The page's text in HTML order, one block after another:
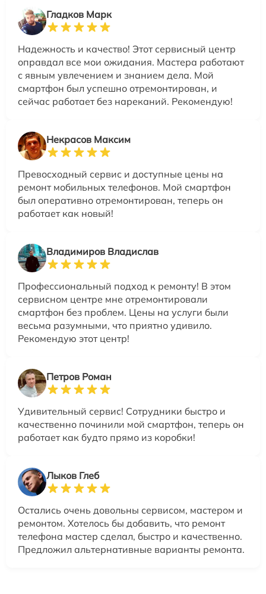
Гладков Марк
Надежность и качество! Этот сервисный центр
оправдал все мои ожидания. Мастера работают
с явным увлечением и знанием дела. Мой
смартфон был успешно отремонтирован, и
сейчас работает без нареканий. Рекомендую!
Некрасов Максим
Превосходный сервис и доступные цены на
ремонт мобильных телефонов. Мой смартфон
был оперативно отремонтирован, теперь он
работает как новый!
Владимиров Владислав
Профессиональный подход к ремонту! В этом
сервисном центре мне отремонтировали
смартфон без проблем. Цены на услуги были
весьма разумными, что приятно удивило.
Рекомендую этот центр!
Петров Роман
Удивительный сервис! Сотрудники быстро и
качественно починили мой смартфон, теперь он
работает как будто прямо из коробки!
Лыков Глеб
Остались очень довольны сервисом, мастером и
ремонтом. Хотелось бы добавить, что ремонт
телефона мастер сделал, быстро и качественно.
Предложил альтернативные варианты ремонта.